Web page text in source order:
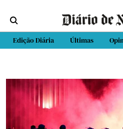
Edição Diária Últimas